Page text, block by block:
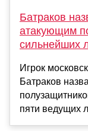
Батраков
атакующим
сильнейших
Игрок
Батраков
пяти ведущих